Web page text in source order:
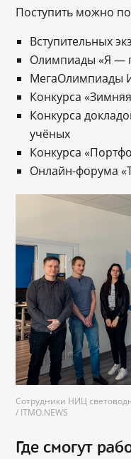
Поступить можно
Вступительных
Олимпиады «Я —
МегаОлимпиады
Конкурса
Конкурса
учёных
Конкурса
Онлайн-форума
Сотрудники НИЦ
/ ITMO.NEWS
Где смогут